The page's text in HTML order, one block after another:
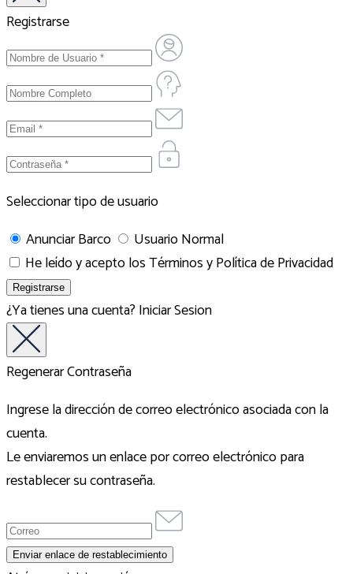
Registrarse
Seleccionar tipo de usuario
Anunciar Barco
Usuario Normal
He leído y acepto losTérminos y Política de Privacidad
¿Ya tienes una cuenta? Iniciar Sesion
Regenerar Contraseña
Ingrese la dirección de correo electrónico asociada con la
cuenta.
Le enviaremos un enlace por correo electrónico para
restablecer su contraseña.